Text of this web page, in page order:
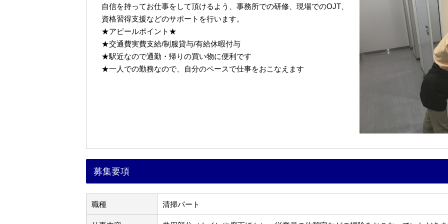
自信を持ってお仕事をして頂けるよう、事務所での研修、現場でのOJT、
資格習得支援などのサポートを行います。
★アピールポイント★
★交通費実費支給/制服貸与/有給休暇付与
★駅近なので通勤・帰りの買い物に便利です
★一人での勤務なので、自分のペースで仕事をおこなえます
募集要項
職種 清掃パート